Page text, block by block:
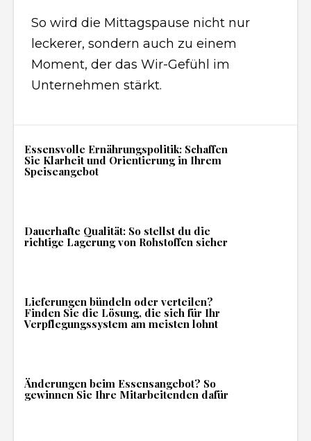
So wird die Mittagspause nicht nur
leckerer, sondern auch zu einem
Moment, der das Wir-Gefühl im
Unternehmen stärkt.
Essensvolle Ernährungspolitik: Schaffen
Sie Klarheit und Orientierung in Ihrem
Speiseangebot
Dauerhafte Qualität: So stellst du die
richtige Lagerung von Rohstoffen sicher
Lieferungen bündeln oder verteilen?
Finden Sie die Lösung, die sich für Ihr
Verpflegungssystem am meisten lohnt
Änderungen beim Essensangebot? So
gewinnen Sie Ihre Mitarbeitenden dafür